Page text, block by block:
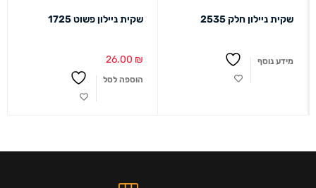
שקית ניילון חלק 2535
מידע נוסף
שקית ניילון פשוט 1725
26.00 ₪
הוספה לסל